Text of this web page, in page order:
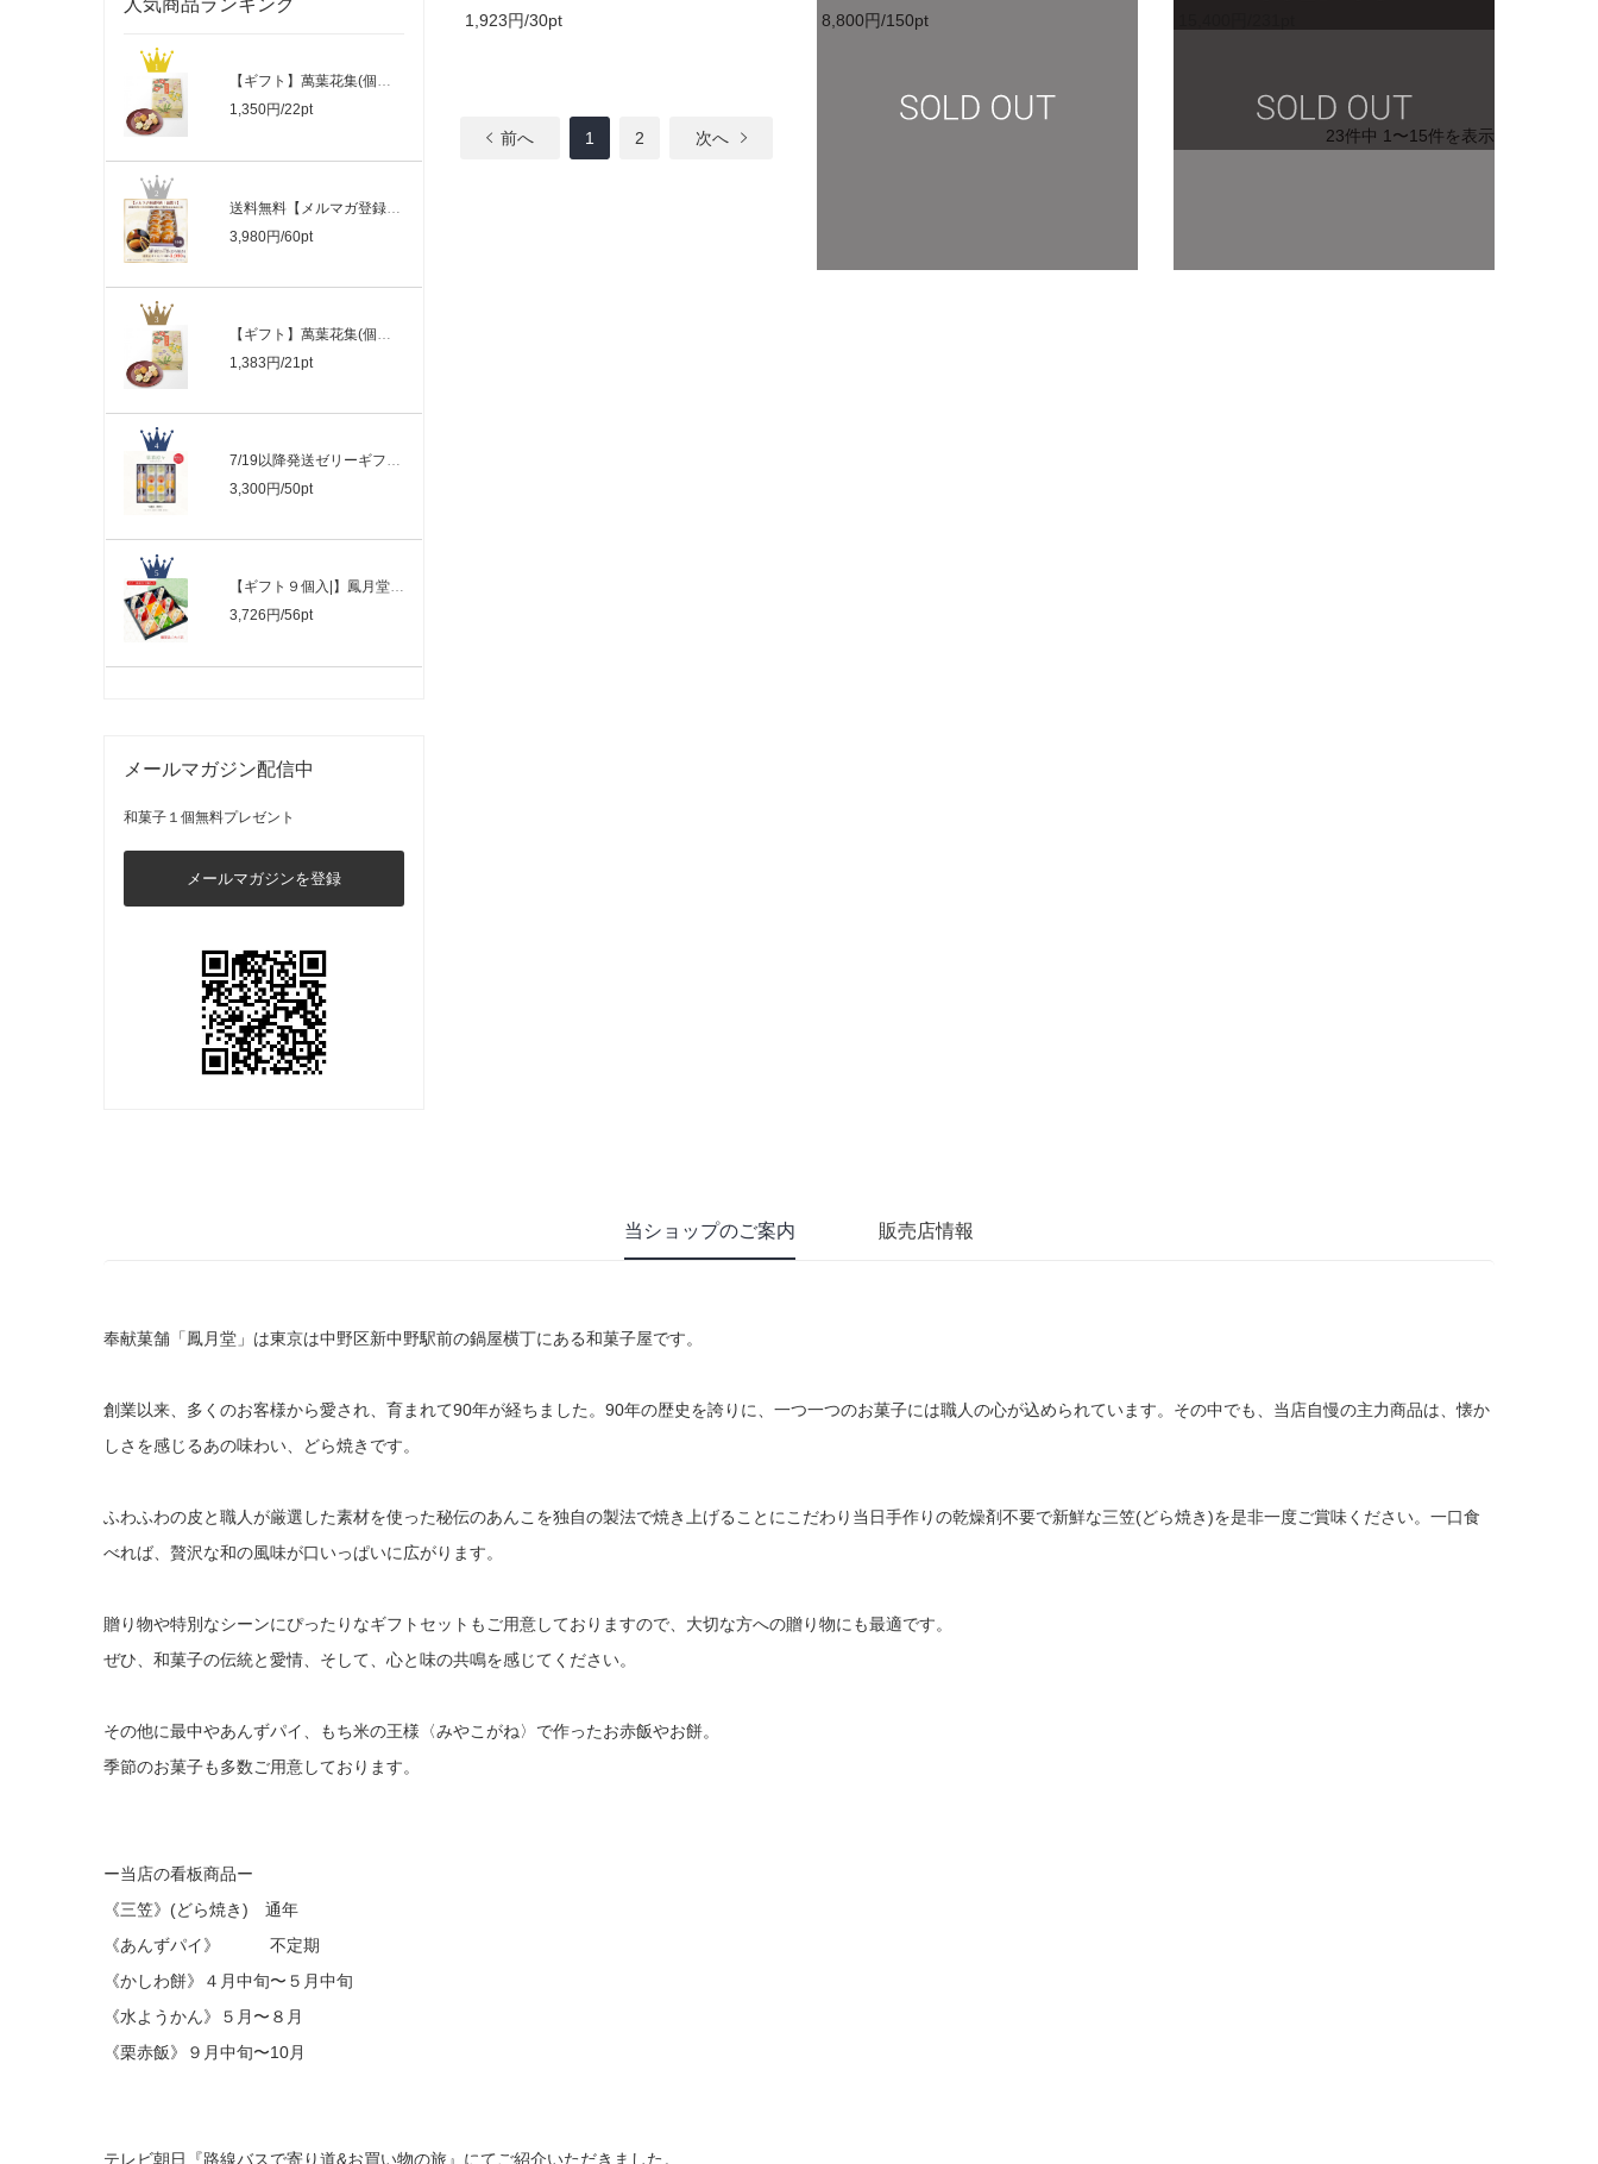
人気商品ランキング
【ギフト】萬葉花集(個包装お煎餅) ３箱..
1,350円/22pt
送料無料【メルマガ登録特典１回限り】三..
3,980円/60pt
1,383円/21pt
7/19以降発送ゼリーギフト果菓涼々18個入..
3,300円/50pt
【ギフト９個入|】鳳月堂セレクト「ゼリ..
3,726円/56pt
メールマガジン配信中
和菓子１個無料プレゼント
メールマガジンを登録
1,923円/30pt
8,800円/150pt
前へ 1 2 次へ 23件中 1〜15件を表示
当ショップのご案内 販売店情報
奉献菓舗「鳳月堂」は東京は中野区新中野駅前の鍋屋横丁にある和菓子屋です。
創業以来、多くのお客様から愛され、育まれて90年が経ちました。90年の歴史を誇りに、一つ一つのお菓子には職人の心が込められています。その中でも、当店自慢の主力商品は、懐か
しさを感じるあの味わい、どら焼きです。
ふわふわの皮と職人が厳選した素材を使った秘伝のあんこを独自の製法で焼き上げることにこだわり当日手作りの乾燥剤不要で新鮮な三笠(どら焼き)を是非一度ご賞味ください。一口食
べれば、贅沢な和の風味が口いっぱいに広がります。
贈り物や特別なシーンにぴったりなギフトセットもご用意しておりますので、大切な方への贈り物にも最適です。
ぜひ、和菓子の伝統と愛情、そして、心と味の共鳴を感じてください。
その他に最中やあんずパイ、もち米の王様〈みやこがね〉で作ったお赤飯やお餅。
季節のお菓子も多数ご用意しております。
ー当店の看板商品ー
《三笠》(どら焼き) 通年
《あんずパイ》 不定期
《かしわ餅》４月中旬〜５月中旬
《水ようかん》５月〜８月
《栗赤飯》９月中旬〜10月
テレビ朝日『路線バスで寄り道&お買い物の旅』にてご紹介いただきました。